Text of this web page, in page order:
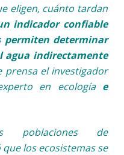
eligen, cuánto tardan
indicador confiable
permiten determinar
agua indirectamente
prensa el investigador
en ecología e
de
los ecosistemas se